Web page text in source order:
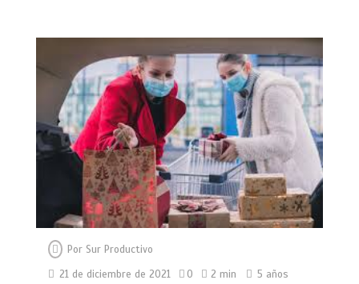
Por Sur Productivo
21 de diciembre de 2021
0 2 min 5 años